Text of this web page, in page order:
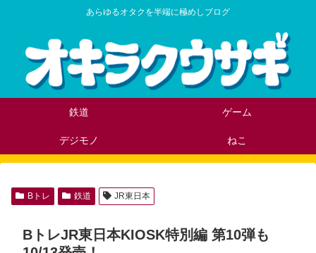
あらゆるオタクを半端に極めしブログ
鉄道 ゲーム
デジモノ ねこ
Bトレ 鉄道 JR東日本
BトレJR東日本KIOSK特別編 第10弾も